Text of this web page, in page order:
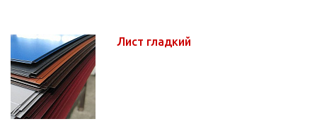
Лист гладкий